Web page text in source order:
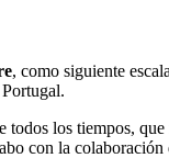
, como siguiente
los tiempos,
con la